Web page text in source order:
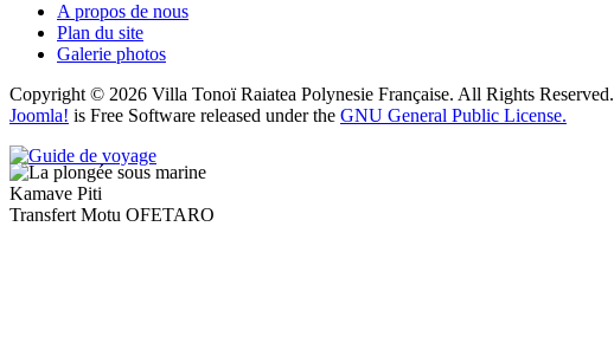
Kamave Piti
Transfert Motu OFETARO
A propos de nous
Plan du site
Galerie photos
Copyright © 2026 Villa Tonoï Raiatea Polynesie Française. All Rights Reserved.
Joomla! is Free Software released under the GNU General Public License.